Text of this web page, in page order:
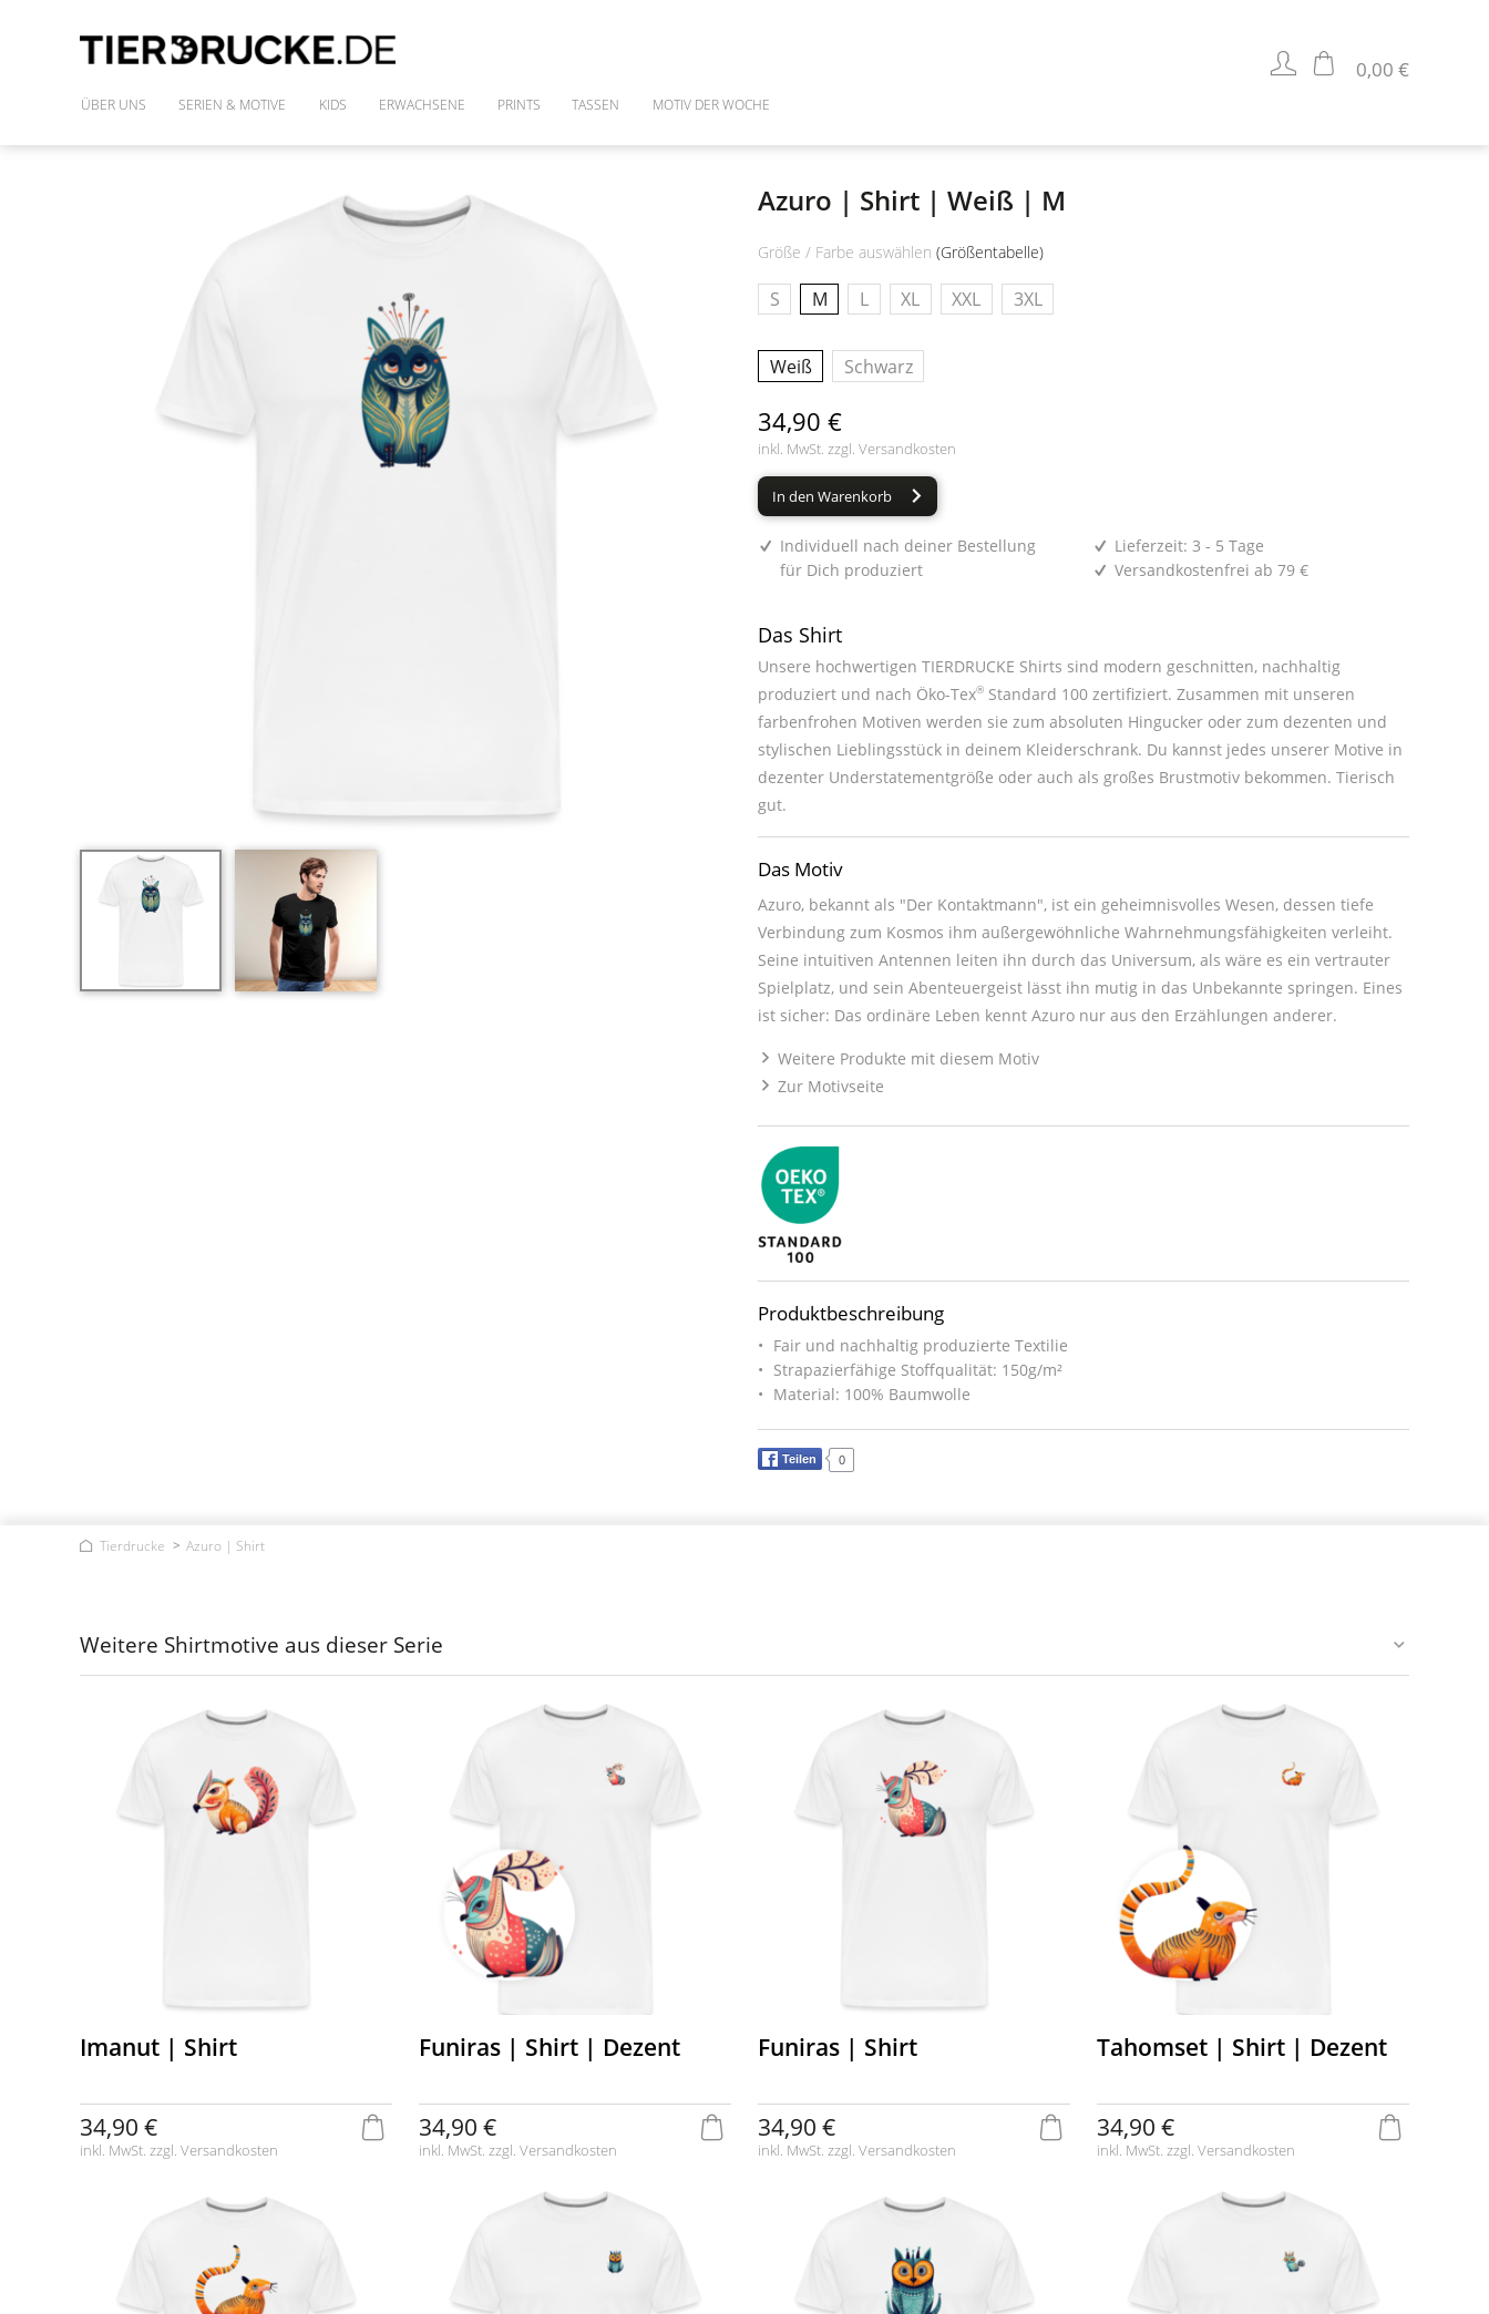
ÜBER UNS SERIEN & MOTIVE
IM WILDEN WALD
KIDS ERWACHSENE
SHIRTS
PRINTS TASSEN MOTIV DER WOCHE
0,00 €
Azuro | Shirt | Weiß | M
Größe / Farbe auswählen (Größentabelle)
S M L XL XXL 3XL
Weiß Schwarz
34,90 €
inkl. MwSt. zzgl. Versandkosten
In den Warenkorb
Individuell nach deiner Bestellung
für Dich produziert
Lieferzeit: 3 - 5 Tage
Versandkostenfrei ab 79 €
Das Shirt
Unsere hochwertigen TIERDRUCKE Shirts sind modern geschnitten, nachhaltig
produziert und nach Öko-Tex® Standard 100 zertifiziert. Zusammen mit unseren
farbenfrohen Motiven werden sie zum absoluten Hingucker oder zum dezenten und
stylischen Lieblingsstück in deinem Kleiderschrank. Du kannst jedes unserer Motive in
dezenter Understatementgröße oder auch als großes Brustmotiv bekommen. Tierisch
gut.
Das Motiv
Azuro, bekannt als "Der Kontaktmann", ist ein geheimnisvolles Wesen, dessen tiefe
Verbindung zum Kosmos ihm außergewöhnliche Wahrnehmungsfähigkeiten verleiht.
Seine intuitiven Antennen leiten ihn durch das Universum, als wäre es ein vertrauter
Spielplatz, und sein Abenteuergeist lässt ihn mutig in das Unbekannte springen. Eines
ist sicher: Das ordinäre Leben kennt Azuro nur aus den Erzählungen anderer.
Weitere Produkte mit diesem Motiv
Zur Motivseite
Produktbeschreibung
Fair und nachhaltig produzierte Textilie
Strapazierfähige Stoffqualität: 150g/m²
Material: 100% Baumwolle
Teilen 0
Tierdrucke Azuro | Shirt
Weitere Shirtmotive aus dieser Serie
Imanut | Shirt
34,90 €
inkl. MwSt. zzgl. Versandkosten
Funiras | Shirt | Dezent
34,90 €
inkl. MwSt. zzgl. Versandkosten
Funiras | Shirt
34,90 €
inkl. MwSt. zzgl. Versandkosten
Tahomset | Shirt | Dezent
34,90 €
inkl. MwSt. zzgl. Versandkosten